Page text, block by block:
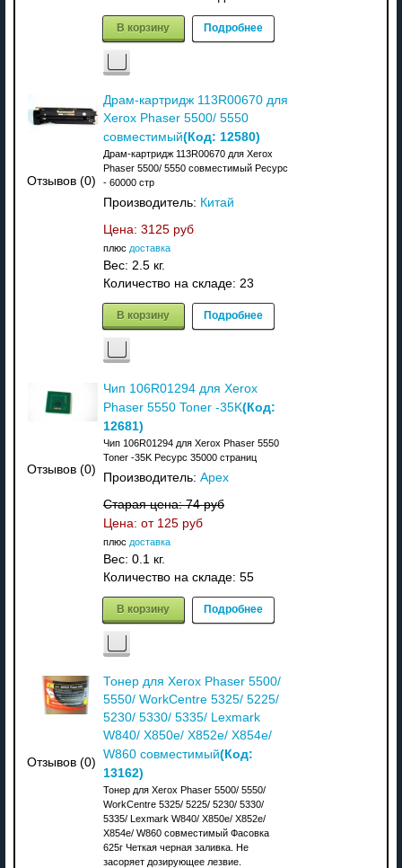
В корзину Подробнее
Отзывов (0)
Драм-картридж 113R00670 для
Xerox Phaser 5500/ 5550
совместимый(Код: 12580)
Драм-картридж 113R00670 для Xerox
Phaser 5500/ 5550 совместимый Ресурс
- 60000 стр
Производитель: Китай
Цена: 3125 руб
плюс доставка
Вес: 2.5 кг.
Количество на складе: 23
В корзину Подробнее
Отзывов (0)
Чип 106R01294 для Xerox
Phaser 5550 Toner -35K(Код:
12681)
Чип 106R01294 для Xerox Phaser 5550
Toner -35K Ресурс 35000 страниц
Производитель: Apex
Старая цена:74 руб
Цена: от 125 руб
плюс доставка
Вес: 0.1 кг.
Количество на складе: 55
В корзину Подробнее
Отзывов (0)
Тонер для Xerox Phaser 5500/
5550/ WorkCentre 5325/ 5225/
5230/ 5330/ 5335/ Lexmark
W840/ X850e/ X852e/ X854e/
W860 совместимый(Код:
13162)
Тонер для Xerox Phaser 5500/ 5550/
WorkCentre 5325/ 5225/ 5230/ 5330/
5335/ Lexmark W840/ X850e/ X852e/
X854e/ W860 совместимый Фасовка
625г Четкая черная заливка. Не
засоряет дозирующее лезвие.